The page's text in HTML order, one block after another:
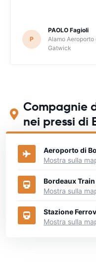
P
PAOLO Fagioli
Alamo
Gatwick
Compagnie
nei pressi di
Aeroporto di
Mostra sulla
Bordeaux
Mostra sulla
Stazione
Mostra sulla